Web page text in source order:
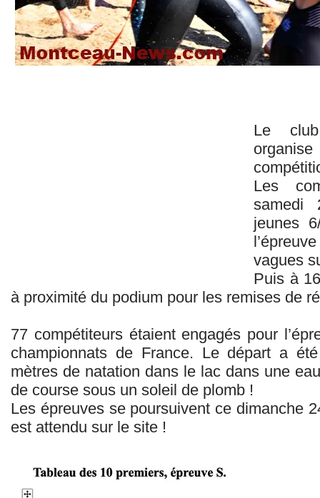
Le
Les
samedi
jeunes
vagues
Puis à
à proximité du podium pour les remises de
77 compétiteurs étaient engagés pour
championnats de France. Le départ a
mètres de natation dans le lac dans une
de course sous un soleil de plomb !
Les épreuves se poursuivent ce dimanche
est attendu sur le site !